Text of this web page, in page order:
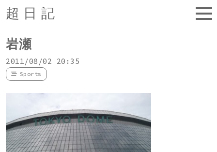
超日記
岩瀬
2011/08/02 20:35
Sports